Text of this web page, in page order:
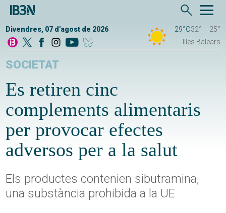
Divendres, 07 d'agost de 2026 29°C32°
25°
Illes Balears
SOCIETAT
Es retiren cinc
complements alimentaris
per provocar efectes
adversos per a la salut
Els productes contenien sibutramina,
una substància prohibida a la UE